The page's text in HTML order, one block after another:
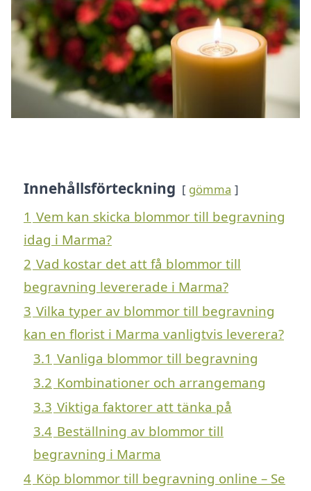
Innehållsförteckning gömma
1 Vem kan skicka blommor till begravning
idag i Marma?
2 Vad kostar det att få blommor till
begravning levererade i Marma?
3 Vilka typer av blommor till begravning
kan en florist i Marma vanligtvis leverera?
3.1 Vanliga blommor till begravning
3.2 Kombinationer och arrangemang
3.3 Viktiga faktorer att tänka på
3.4 Beställning av blommor till
begravning i Marma
4 Köp blommor till begravning online – Se